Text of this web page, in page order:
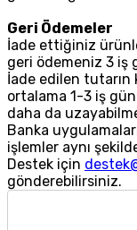
Geri Ödemeler
İade ettiğiniz
geri ödemeniz 3 iş
İade edilen tutarın
ortalama 1-3 iş
daha da
Banka
işlemler aynı
Destek için
gönderebilirsiniz.